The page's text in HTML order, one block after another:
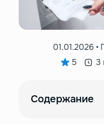
01.01.2026
5
3
Содержание